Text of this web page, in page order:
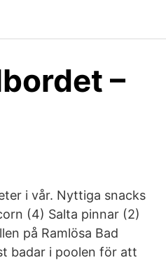
–
i vår. Nyttiga snacks
(4) Salta pinnar (2)
på Ramlösa Bad
badar i poolen för att